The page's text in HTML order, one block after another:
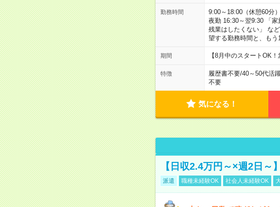
勤務時間
9:00～18:00（休憩60分
夜勤 16:30～翌9:30 「
残業はしたくない」 な
望する勤務時間と、もう
期間 【8月中のスタートOK
特徴 履歴書不要/40～50代活
不要
気になる！
【日収2.4万円～×週2日～
派遣 職種未経験OK 社会人未経験OK